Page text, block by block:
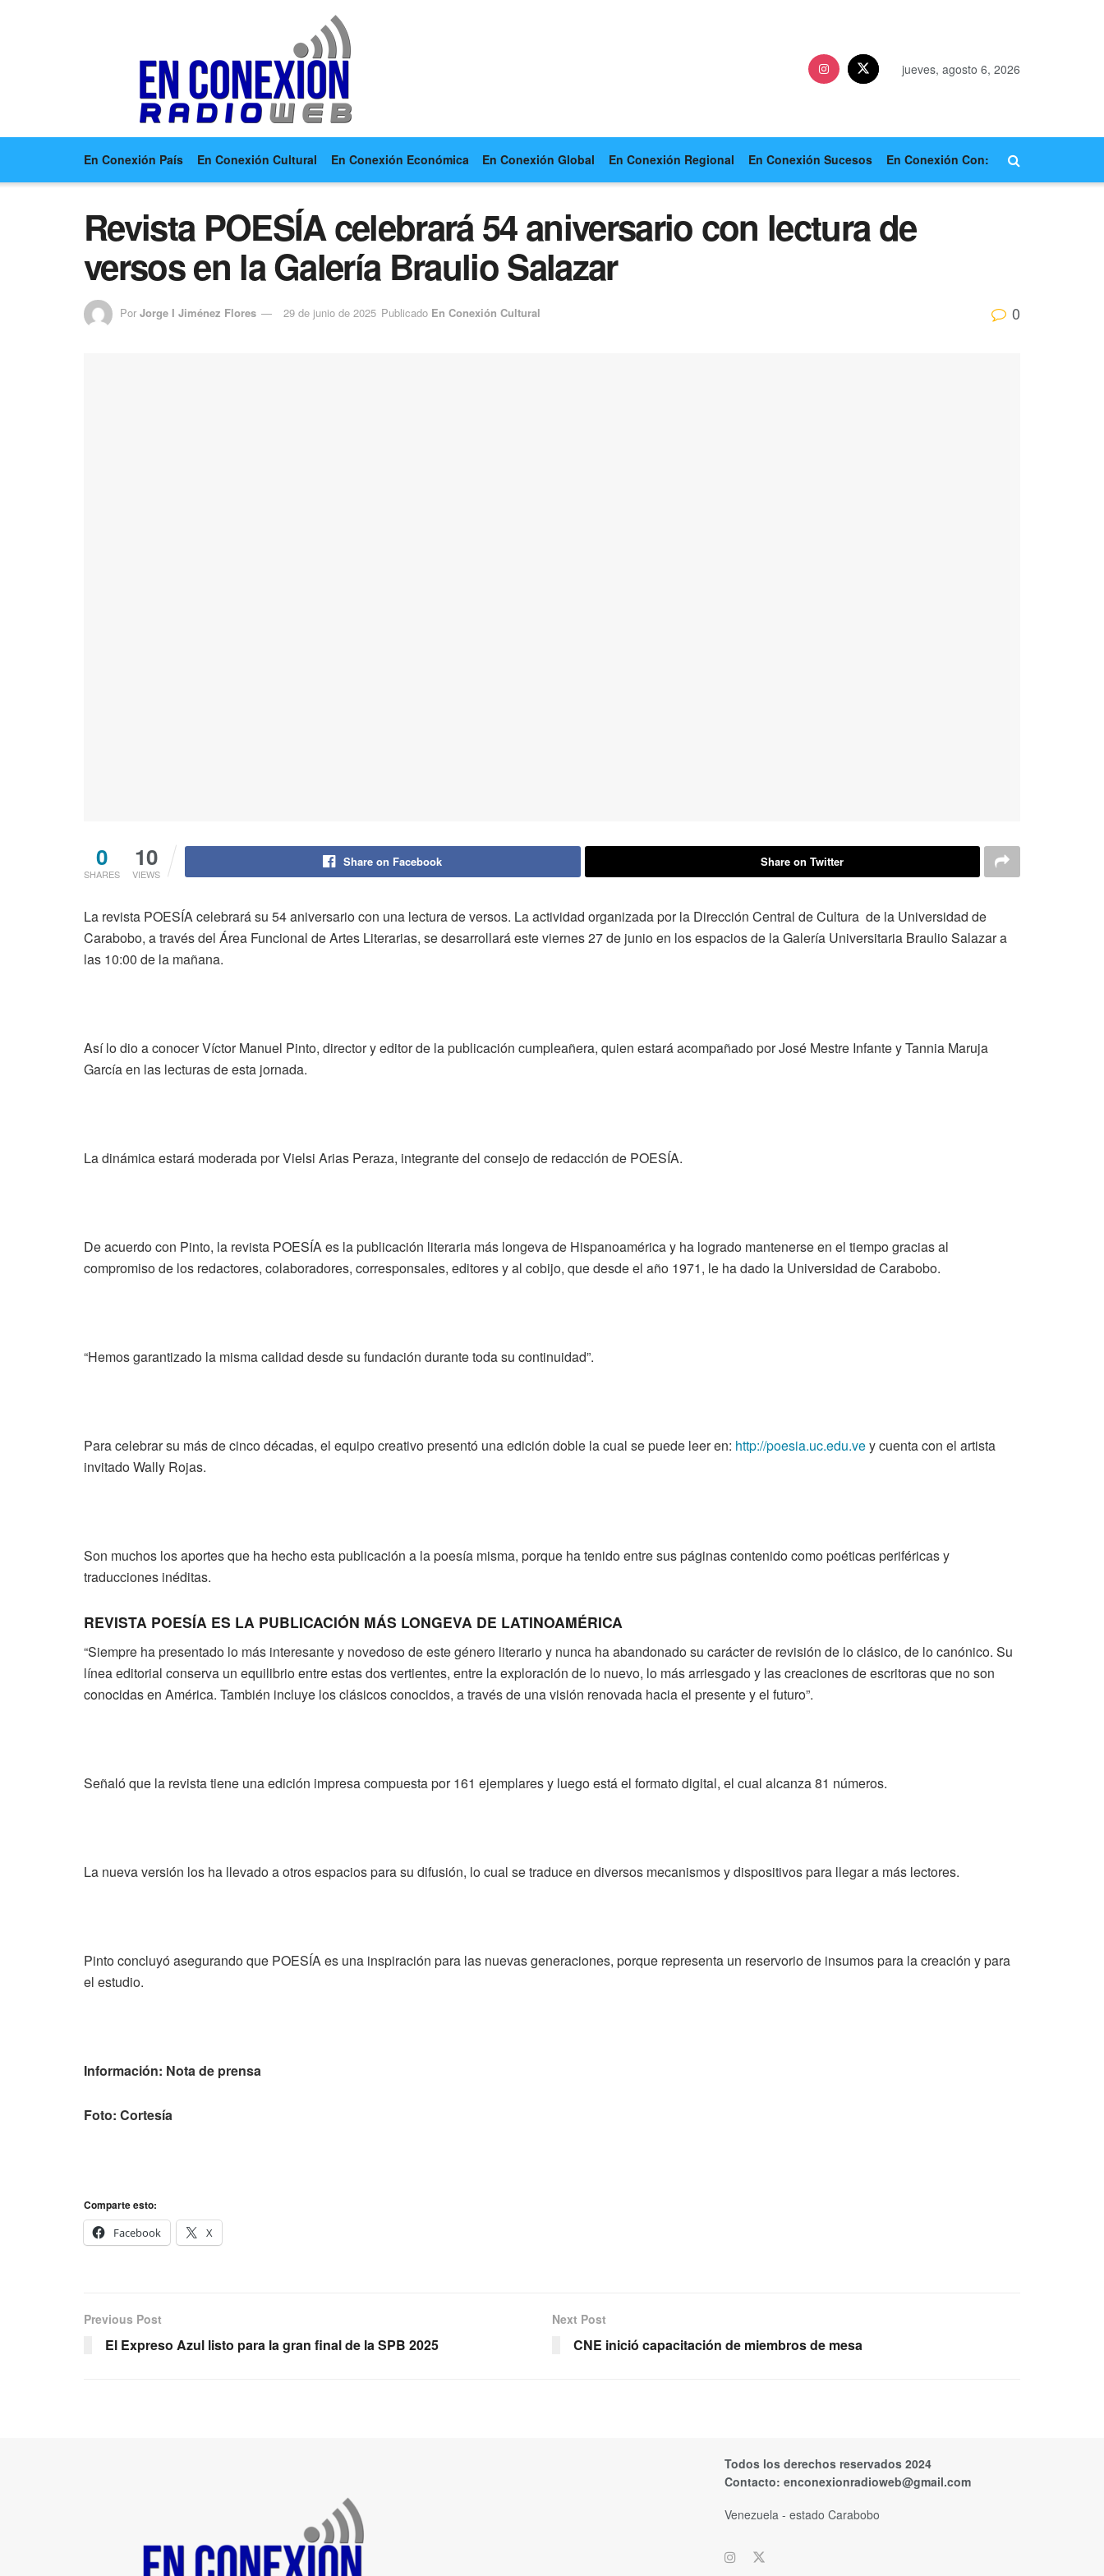
jueves, agosto 6, 2026
En Conexión País En Conexión Cultural En Conexión Económica En Conexión Global En Conexión Regional En Conexión Sucesos En Conexión Con:
Revista POESÍA celebrará 54 aniversario con lectura de
versos en la Galería Braulio Salazar
Por Jorge I Jiménez Flores 29 de junio de 2025 Publicado En Conexión Cultural 0
0
SHARES
10
VIEWS
Share on Facebook Share on Twitter
La revista POESÍA celebrará su 54 aniversario con una lectura de versos. La actividad organizada por la Dirección Central de Cultura de la Universidad de
Carabobo, a través del Área Funcional de Artes Literarias, se desarrollará este viernes 27 de junio en los espacios de la Galería Universitaria Braulio Salazar a
las 10:00 de la mañana.
Así lo dio a conocer Víctor Manuel Pinto, director y editor de la publicación cumpleañera, quien estará acompañado por José Mestre Infante y Tannia Maruja
García en las lecturas de esta jornada.
La dinámica estará moderada por Vielsi Arias Peraza, integrante del consejo de redacción de POESÍA.
De acuerdo con Pinto, la revista POESÍA es la publicación literaria más longeva de Hispanoamérica y ha logrado mantenerse en el tiempo gracias al
compromiso de los redactores, colaboradores, corresponsales, editores y al cobijo, que desde el año 1971, le ha dado la Universidad de Carabobo.
“Hemos garantizado la misma calidad desde su fundación durante toda su continuidad”.
Para celebrar su más de cinco décadas, el equipo creativo presentó una edición doble la cual se puede leer en: http://poesia.uc.edu.vey cuenta con el artista
invitado Wally Rojas.
Son muchos los aportes que ha hecho esta publicación a la poesía misma, porque ha tenido entre sus páginas contenido como poéticas periféricas y
traducciones inéditas.
REVISTA POESÍA ES LA PUBLICACIÓN MÁS LONGEVA DE LATINOAMÉRICA
“Siempre ha presentado lo más interesante y novedoso de este género literario y nunca ha abandonado su carácter de revisión de lo clásico, de lo canónico. Su
línea editorial conserva un equilibrio entre estas dos vertientes, entre la exploración de lo nuevo, lo más arriesgado y las creaciones de escritoras que no son
conocidas en América. También incluye los clásicos conocidos, a través de una visión renovada hacia el presente y el futuro”.
Señaló que la revista tiene una edición impresa compuesta por 161 ejemplares y luego está el formato digital, el cual alcanza 81 números.
La nueva versión los ha llevado a otros espacios para su difusión, lo cual se traduce en diversos mecanismos y dispositivos para llegar a más lectores.
Pinto concluyó asegurando que POESÍA es una inspiración para las nuevas generaciones, porque representa un reservorio de insumos para la creación y para
el estudio.
Información: Nota de prensa
Foto: Cortesía
Comparte esto:
Facebook
X
Previous Post
El Expreso Azul listo para la gran final de la SPB 2025
Next Post
CNE inició capacitación de miembros de mesa
Todos los derechos reservados 2024
Contacto: enconexionradioweb@gmail.com
Venezuela - estado Carabobo